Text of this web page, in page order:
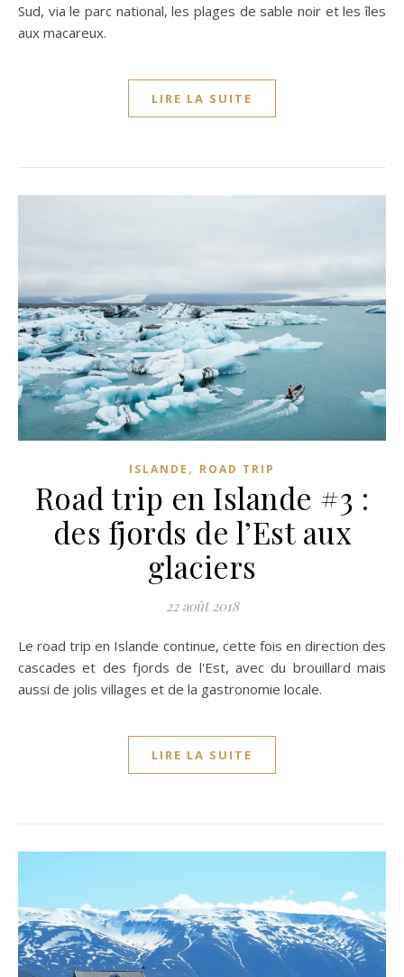
Sud, via le parc national, les plages de sable noir et les îles
aux macareux.
LIRE LA SUITE
ISLANDE , ROAD TRIP
Road trip en Islande #3 :
des fjords de l’Est aux
glaciers
22 août 2018
Le road trip en Islande continue, cette fois en direction des
cascades et des fjords de l'Est, avec du brouillard mais
aussi de jolis villages et de la gastronomie locale.
LIRE LA SUITE